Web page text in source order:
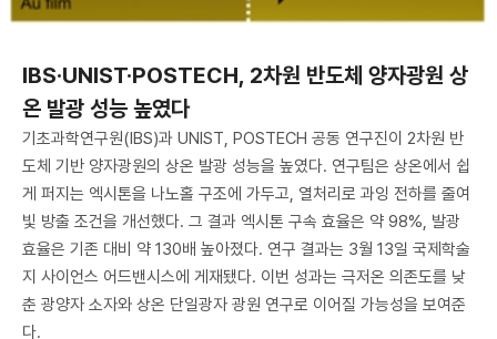
IBS·UNIST·POSTECH, 2차원 반도체 양자광원 상
온 발광 성능 높였다
기초과학연구원(IBS)과 UNIST, POSTECH 공동 연구진이 2차원 반
도체 기반 양자광원의 상온 발광 성능을 높였다. 연구팀은 상온에서 쉽
게 퍼지는 엑시톤을 나노홀 구조에 가두고, 열처리로 과잉 전하를 줄여
빛 방출 조건을 개선했다. 그 결과 엑시톤 구속 효율은 약 98%, 발광
효율은 기존 대비 약 130배 높아졌다. 연구 결과는 3월 13일 국제학술
지 사이언스 어드밴시스에 게재됐다. 이번 성과는 극저온 의존도를 낮
춘 광양자 소자와 상온 단일광자 광원 연구로 이어질 가능성을 보여준
다.